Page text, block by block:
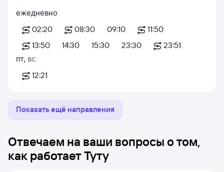
ежедневно
02:20
08:30 09:10
11:50
13:50
14:30 15:30 23:30
23:51
пт, вс
12:21
Показать ещё направления
Отвечаем на ваши вопросы о том,
как работает Туту